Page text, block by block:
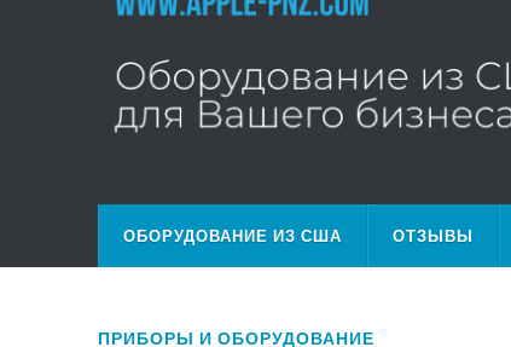
ОБОРУДОВАНИЕ ИЗ США ОТЗЫВЫ
ПРИБОРЫ И ОБОРУДОВАНИЕ